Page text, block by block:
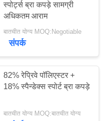
कपड़ा
164
स्पोर्ट्स ब्रा कपड़े सामग्री
अधिकतम आराम
बातचीत योग्य MOQ:Negotiable
संपर्क
82% रेप्रिवे पॉलिएस्टर +
18% स्पैन्डेक्स स्पोर्ट ब्रा कपड़े
बातचीत योग्य MOQ:बातचीत योग्य